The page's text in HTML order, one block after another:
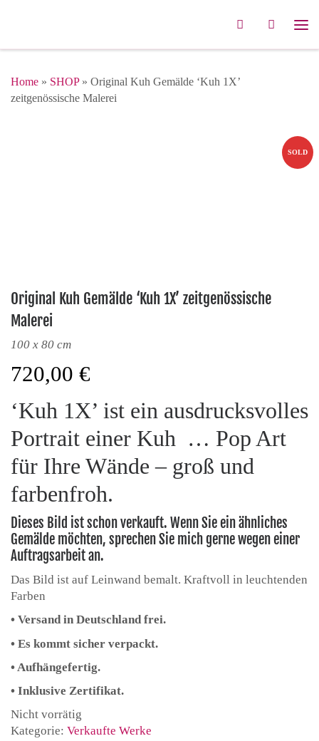
Search
Home » SHOP» Original Kuh Gemälde ‘Kuh 1X’
zeitgenössische Malerei
SOLD
Original Kuh Gemälde ‘Kuh 1X’ zeitgenössische
Malerei
100 x 80 cm
720,00 €
‘Kuh 1X’ ist ein ausdrucksvolles
Portrait einer Kuh … Pop Art
für Ihre Wände – groß und
farbenfroh.
Dieses Bild ist schon verkauft. Wenn Sie ein ähnliches
Gemälde möchten, sprechen Sie mich gerne wegen einer
Auftragsarbeit an.
Das Bild ist auf Leinwand bemalt. Kraftvoll in leuchtenden
Farben
• Versand in Deutschland frei.
• Es kommt sicher verpackt.
• Aufhängefertig.
• Inklusive Zertifikat.
Nicht vorrätig
Kategorie: Verkaufte Werke